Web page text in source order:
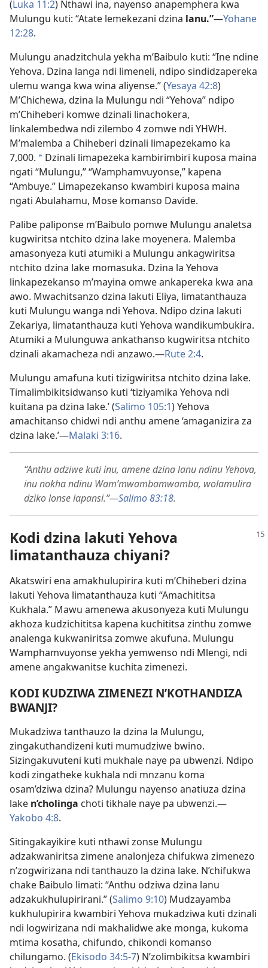
(Luka 11:2) Nthawi ina, nayenso anapemphera kwa
Mulungu kuti: “Atate lemekezani dzina lanu.”​—Yohane
12:28.
Mulungu anadzitchula yekha m’Baibulo kuti: “Ine ndine
Yehova. Dzina langa ndi limeneli, ndipo sindidzapereka
ulemu wanga kwa wina aliyense.” (Yesaya 42:8)
M’Chichewa, dzina la Mulungu ndi “Yehova” ndipo
m’Chiheberi komwe dzinali linachokera,
linkalembedwa ndi zilembo 4 zomwe ndi YHWH.
M’malemba a Chiheberi dzinali limapezekamo ka
7,000. * Dzinali limapezeka kambirimbiri kuposa maina
ngati “Mulungu,” “Wamphamvuyonse,” kapena
“Ambuye.” Limapezekanso kwambiri kuposa maina
ngati Abulahamu, Mose komanso Davide.
Palibe paliponse m’Baibulo pomwe Mulungu analetsa
kugwiritsa ntchito dzina lake moyenera. Malemba
amasonyeza kuti atumiki a Mulungu ankagwiritsa
ntchito dzina lake momasuka. Dzina la Yehova
linkapezekanso m’mayina omwe ankapereka kwa ana
awo. Mwachitsanzo dzina lakuti Eliya, limatanthauza
kuti Mulungu wanga ndi Yehova. Ndipo dzina lakuti
Zekariya, limatanthauza kuti Yehova wandikumbukira.
Atumiki a Mulunguwa ankathanso kugwiritsa ntchito
dzinali akamacheza ndi anzawo.​—Rute 2:4.
Mulungu amafuna kuti tizigwiritsa ntchito dzina lake.
Timalimbikitsidwanso kuti ‘tiziyamika Yehova ndi
kuitana pa dzina lake.’ (Salimo 105:1) Yehova
amachitanso chidwi ndi anthu amene ‘amaganizira za
dzina lake.’​—Malaki 3:16.
“Anthu adziwe kuti inu, amene dzina lanu ndinu Yehova,
inu nokha ndinu Wam’mwambamwamba, wolamulira
dziko lonse lapansi.”​—Salimo 83:18.
Kodi dzina lakuti Yehova
limatanthauza chiyani?
Akatswiri ena amakhulupirira kuti m’Chiheberi dzina
lakuti Yehova limatanthauza kuti “Amachititsa
Kukhala.” Mawu amenewa akusonyeza kuti Mulungu
akhoza kudzichititsa kapena kuchititsa zinthu zomwe
analenga kukwaniritsa zomwe akufuna. Mulungu
Wamphamvuyonse yekha yemwenso ndi Mlengi, ndi
amene angakwanitse kuchita zimenezi.
KODI KUDZIWA ZIMENEZI N’KOTHANDIZA
BWANJI?
Mukadziwa tanthauzo la dzina la Mulungu,
zingakuthandizeni kuti mumudziwe bwino.
Sizingakuvuteni kuti mukhale naye pa ubwenzi. Ndipo
kodi zingatheke kukhala ndi mnzanu koma
osam’dziwa dzina? Mulungu nayenso anatiuza dzina
lake n’cholinga choti tikhale naye pa ubwenzi.​—
Yakobo 4:8.
Sitingakayikire kuti nthawi zonse Mulungu
adzakwaniritsa zimene analonjeza chifukwa zimenezo
n’zogwirizana ndi tanthauzo la dzina lake. N’chifukwa
chake Baibulo limati: “Anthu odziwa dzina lanu
adzakukhulupirirani.” (Salimo 9:10) Mudzayamba
kukhulupirira kwambiri Yehova mukadziwa kuti dzinali
ndi logwirizana ndi makhalidwe ake monga, kukoma
mtima kosatha, chifundo, chikondi komanso
chilungamo. (Ekisodo 34:5-7) N’zolimbikitsa kwambiri